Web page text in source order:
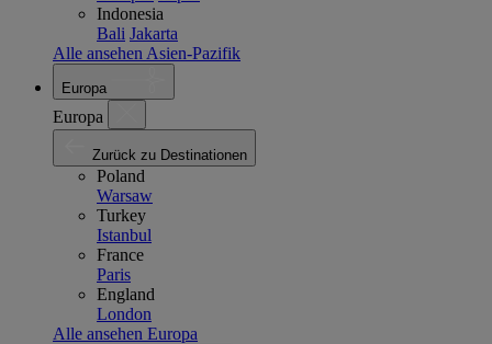
Indonesia
Bali Jakarta
Alle ansehen Asien-Pazifik
Europa
Europa
Zurück zu Destinationen
Poland
Warsaw
Turkey
Istanbul
France
Paris
England
London
Alle ansehen Europa